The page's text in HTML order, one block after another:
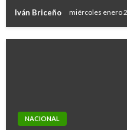
Iván Briceño miércoles enero
NACIONAL